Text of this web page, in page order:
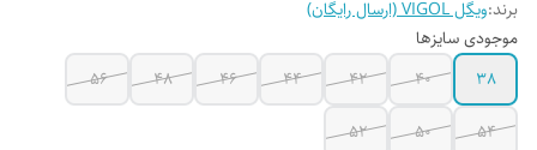
برند:ویگل VIGOL (ارسال رایگان)
موجودی سایزها
38
40
42
44
46
48
56
54
50
52